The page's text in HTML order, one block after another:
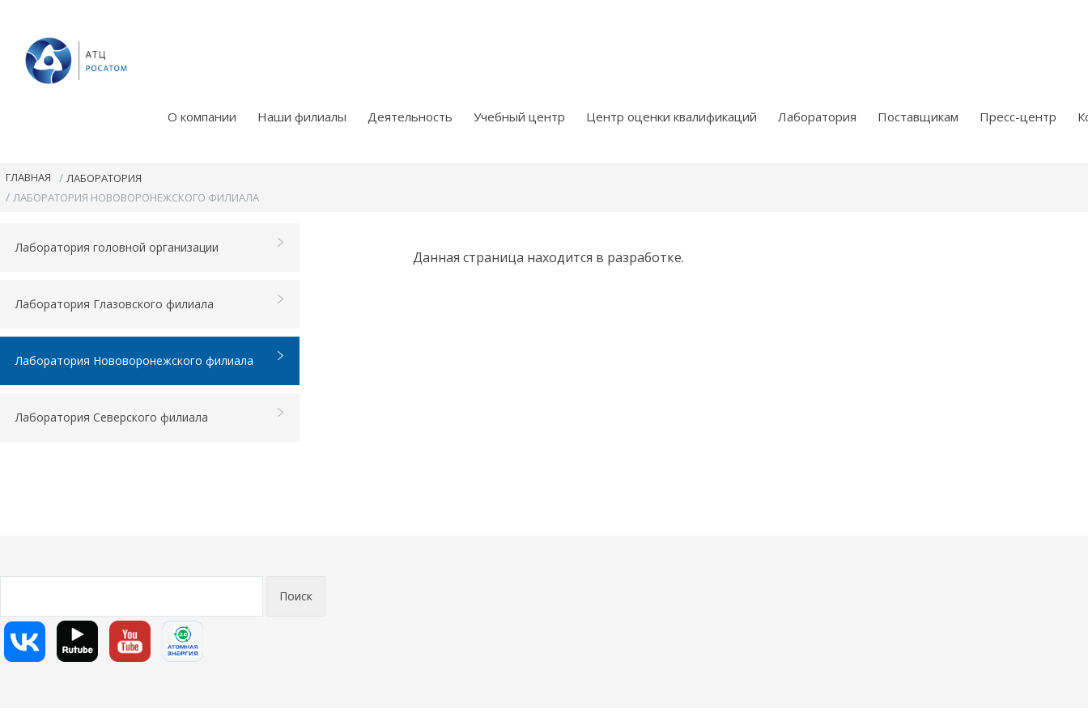
О компании Наши филиалы Деятельность Учебный центр Центр оценки квалификаций Лаборатория Поставщикам Пресс-центр
ГЛАВНАЯ / ЛАБОРАТОРИЯ
/ ЛАБОРАТОРИЯ НОВОВОРОНЕЖСКОГО ФИЛИАЛА
Лаборатория головной организации
Лаборатория Глазовского филиала
Лаборатория Нововоронежского филиала
Лаборатория Северского филиала
Данная страница находится в разработке.